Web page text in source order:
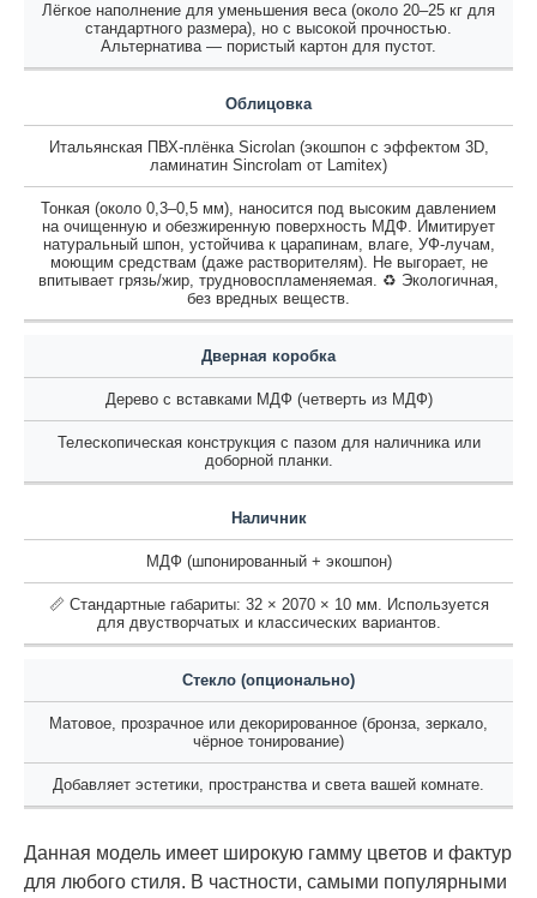
Лёгкое наполнение для уменьшения веса (около 20–25 кг для
стандартного размера), но с высокой прочностью.
Альтернатива — пористый картон для пустот.
Облицовка
Итальянская ПВХ-плёнка Sicrolan (экошпон с эффектом 3D,
ламинатин Sincrolam от Lamitex)
Тонкая (около 0,3–0,5 мм), наносится под высоким давлением
на очищенную и обезжиренную поверхность МДФ. Имитирует
натуральный шпон, устойчива к царапинам, влаге, УФ-лучам,
моющим средствам (даже растворителям). Не выгорает, не
впитывает грязь/жир, трудновоспламеняемая. ♻️ Экологичная,
без вредных веществ.
Дверная коробка
Дерево с вставками МДФ (четверть из МДФ)
Телескопическая конструкция с пазом для наличника или
доборной планки.
Наличник
МДФ (шпонированный + экошпон)
📏 Стандартные габариты: 32 × 2070 × 10 мм. Используется
для двустворчатых и классических вариантов.
Стекло (опционально)
Матовое, прозрачное или декорированное (бронза, зеркало,
чёрное тонирование)
Добавляет эстетики, пространства и света вашей комнате.
Данная модель имеет широкую гамму цветов и фактур
для любого стиля. В частности, самыми популярными